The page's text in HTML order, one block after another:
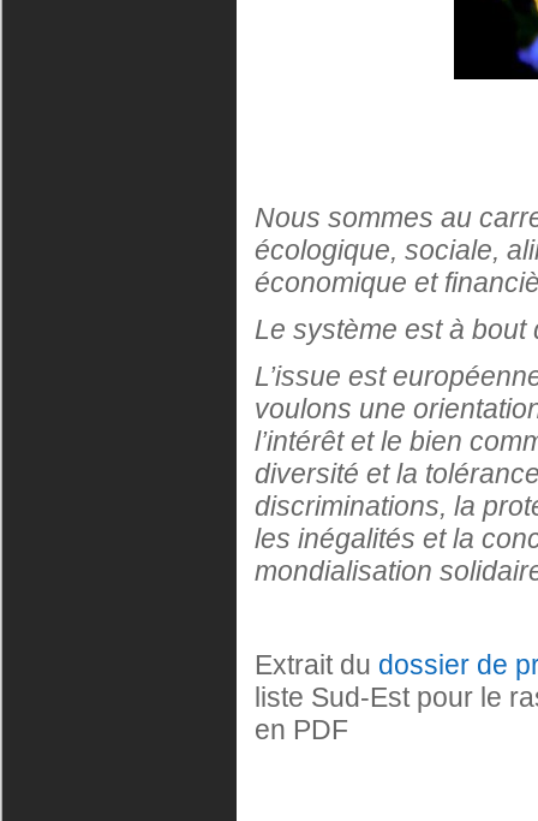
Nous sommes au
écologique, sociale,
économique et
Le système est à
L’issue est
voulons une
l’intérêt et le bien
diversité et la
discriminations, la
les inégalités et la
mondialisation
Extrait du dossier de
liste Sud-Est pour le
en PDF